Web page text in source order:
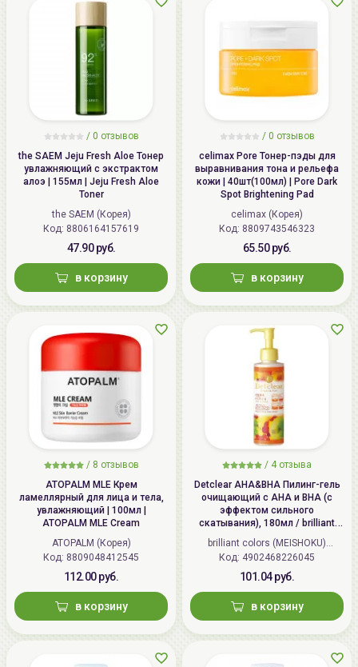
/ 0 отзывов
the SAEM Jeju Fresh Aloe Тонер
увлажняющий с экстрактом
алоэ | 155мл | Jeju Fresh Aloe
Toner
the SAEM (Корея)
Код: 8806164157619
47.90 руб.
в корзину
/ 0 отзывов
celimax Pore Тонер-пэды для
выравнивания тона и рельефа
кожи | 40шт(100мл) | Pore Dark
Spot Brightening Pad
celimax (Корея)
Код: 8809743546323
65.50 руб.
в корзину
/ 8 отзывов
ATOPALM MLE Крем
ламеллярный для лица и тела,
увлажняющий | 100мл |
ATOPALM MLE Cream
ATOPALM (Корея)
Код: 8809048412545
112.00 руб.
в корзину
/ 4 отзыва
Detclear AHA&BHA Пилинг-гель
очищающий с AHA и BHA (с
эффектом сильного
скатывания), 180мл / brilliant
colors (MEISHOKU) Detclear
Bright&Peel AHA&BHA Fruits
Peeling Jelly
brilliant colors (MEISHOKU)
(Япония)
Код: 4902468226045
101.04 руб.
в корзину